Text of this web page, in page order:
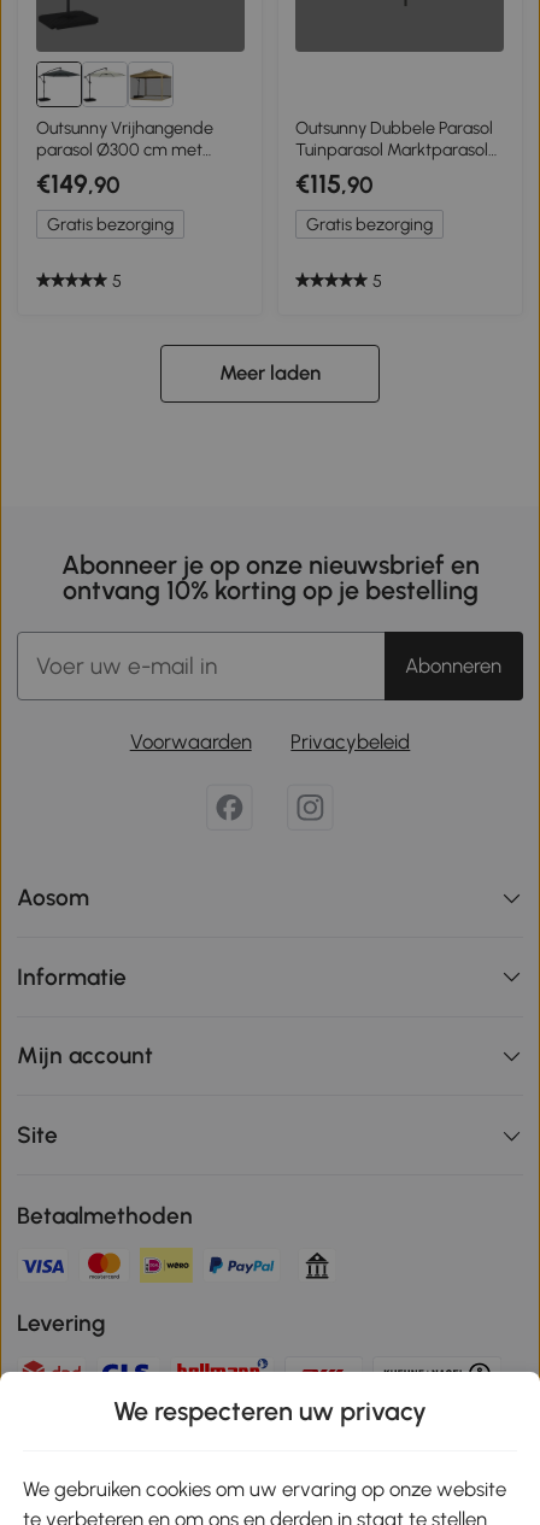
Outsunny Vrijhangende
parasol Ø300 cm met
vergrendelingsmechanisme,
slinger, voet en gewichten,
donkergrijs
€149,90
Gratis bezorging
5
Outsunny Dubbele Parasol
Tuinparasol Marktparasol
Terrasparasol met
Handkruk Groen Ovaal 460
x 270 x 240 cm
€115,90
Gratis bezorging
5
Meer laden
Abonneer je op onze nieuwsbrief en
ontvang 10% korting op je bestelling
Abonneren
Voorwaarden Privacybeleid
Aosom
Informatie
Mijn account
Site
Betaalmethoden
Levering
We respecteren uw privacy
We gebruiken cookies om uw ervaring op onze website
te verbeteren en om ons en derden in staat te stellen